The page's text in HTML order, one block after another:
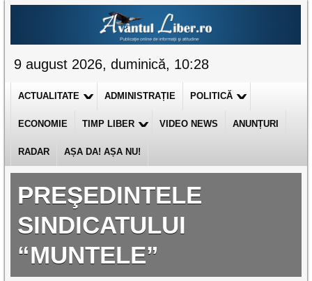
9 august 2026, duminică, 10:28
ACTUALITATE ADMINISTRAȚIE POLITICĂ
ECONOMIE TIMP LIBER VIDEO NEWS ANUNȚURI
RADAR AȘA DA! AȘA NU!
PREŞEDINTELE
SINDICATULUI
“MUNTELE”